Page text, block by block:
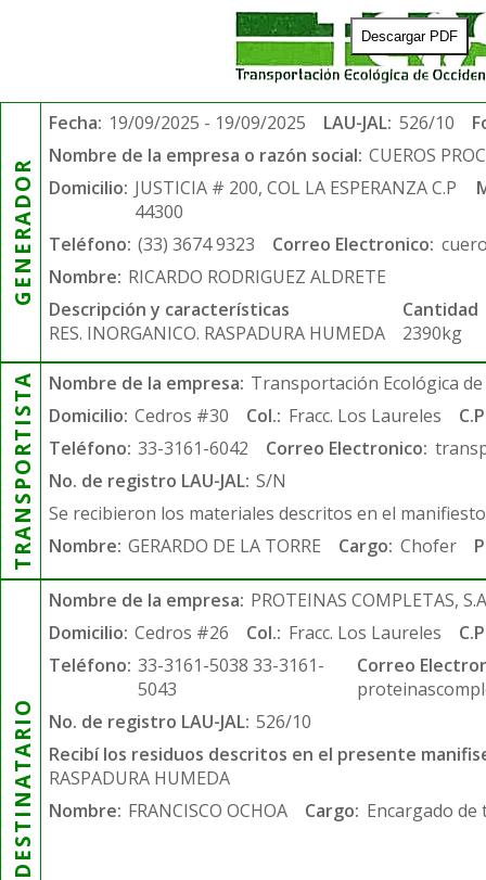
Descargar PDF
GENERADOR
Fecha: 19/09/2025 - 19/09/2025 LAU-JAL: 526/10
Nombre de la empresa o razón social: CUEROS
Domicilio: JUSTICIA # 200, COL LA ESPERANZA C.P
44300
Teléfono: (33) 3674 9323 Correo Electronico:
Nombre: RICARDO RODRIGUEZ ALDRETE
Descripción y características
RES. INORGANICO. RASPADURA HUMEDA
Cantidad
2390kg
TRANSPORTISTA Nombre de la empresa: Transportación Ecológica de
Domicilio: Cedros #30 Col.: Fracc. Los Laureles
Teléfono: 33-3161-6042 Correo Electronico:
No. de registro LAU-JAL: S/N
Se recibieron los materiales descritos en el
Nombre: GERARDO DE LA TORRE Cargo: Chofer
DESTINATARIO
Nombre de la empresa: PROTEINAS COMPLETAS,
Domicilio: Cedros #26 Col.: Fracc. Los Laureles
Teléfono: 33-3161-5038 33-3161-
5043
Correo
No. de registro LAU-JAL: 526/10
Recibí los residuos descritos en el presente
RASPADURA HUMEDA
Nombre: FRANCISCO OCHOA Cargo: Encargado de